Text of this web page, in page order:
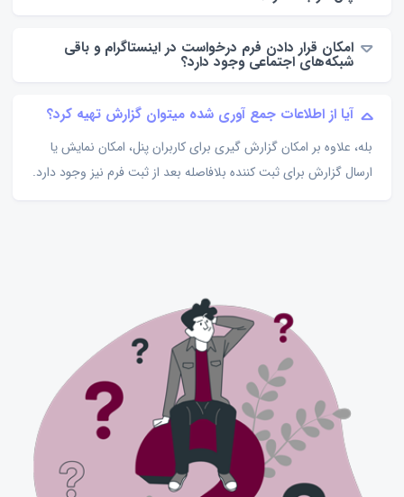
امکان قرار دادن فرم درخواست در اینستاگرام و باقی
شبکه‌های اجتماعی وجود دارد؟
آیا از اطلاعات جمع آوری شده میتوان گزارش تهیه کرد؟
بله، علاوه بر امکان گزارش گیری برای کاربران پنل، امکان نمایش یا
ارسال گزارش برای ثبت کننده بلافاصله بعد از ثبت فرم نیز وجود دارد.